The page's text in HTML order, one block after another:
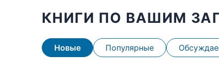
КНИГИ ПО ВАШИМ
Новые Популярные